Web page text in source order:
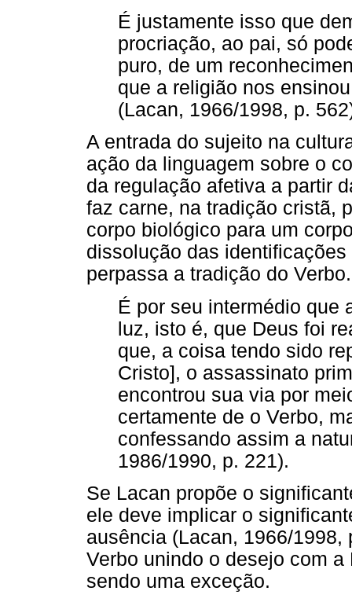
É justamente isso que
procriação, ao pai, só
puro, de um
que a religião nos
(Lacan, 1966/1998, p.
A entrada do sujeito na
ação da linguagem sobre o
da regulação afetiva a partir
faz carne, na tradição cristã,
corpo biológico para um
dissolução das
perpassa a tradição do Verbo.
É por seu intermédio que
luz, isto é, que Deus foi
que, a coisa tendo sido
Cristo], o assassinato
encontrou sua via por
certamente de o Verbo,
confessando assim a
1986/1990, p. 221).
Se Lacan propõe o
ele deve implicar o
ausência (Lacan, 1966/
Verbo unindo o desejo com
sendo uma exceção.